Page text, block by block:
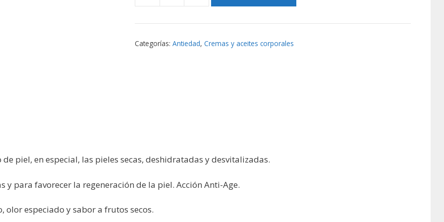
Bio
Categorías:Antiedad,Cremas y aceites corporales
piel, en especial, las pieles secas, deshidratadas y desvitalizadas.
y para favorecer la regeneración de la piel. Acción Anti-Age.
olor especiado y sabor a frutos secos.